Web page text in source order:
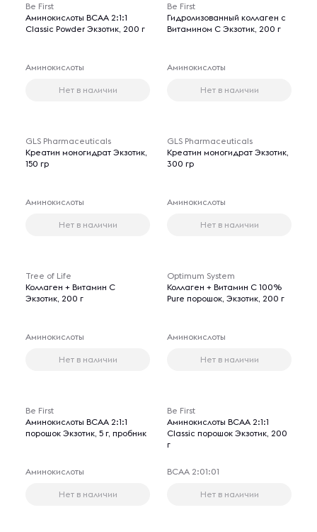
Be First
Аминокислоты BCAA 2:1:1
Classic Powder Экзотик, 200 г
Аминокислоты
Нет в наличии
Be First
Гидролизованный коллаген с
Витамином C Экзотик, 200 г
Аминокислоты
Нет в наличии
GLS Pharmaceuticals
Креатин моногидрат Экзотик,
150 гр
Аминокислоты
Нет в наличии
GLS Pharmaceuticals
Креатин моногидрат Экзотик,
300 гр
Аминокислоты
Нет в наличии
Tree of Life
Коллаген + Витамин С
Экзотик, 200 г
Аминокислоты
Нет в наличии
Optimum System
Коллаген + Витамин С 100%
Pure порошок, Экзотик, 200 г
Аминокислоты
Нет в наличии
Be First
Аминокислоты BCAA 2:1:1
порошок Экзотик, 5 г, пробник
Аминокислоты
Нет в наличии
Be First
Аминокислоты BCAA 2:1:1
Classic порошок Экзотик, 200
г
ВСАА 2:01:01
Нет в наличии